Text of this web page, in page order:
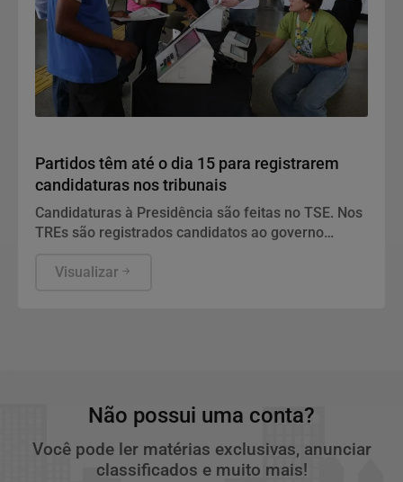
Partidos têm até o dia 15 para registrarem
candidaturas nos tribunais
Candidaturas à Presidência são feitas no TSE. Nos
TREs são registrados candidatos ao governo
assembleias estaduais e distrital.
Visualizar
Não possui uma conta?
Você pode ler matérias exclusivas, anunciar
classificados e muito mais!